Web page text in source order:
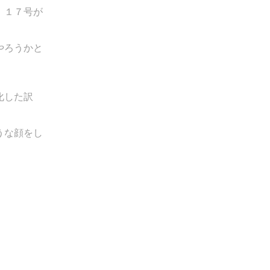
１７号が
うかと
した訳
な顔をし